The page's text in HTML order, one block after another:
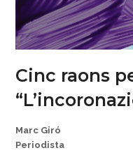
Cinc raons
Marc Giró
Periodista